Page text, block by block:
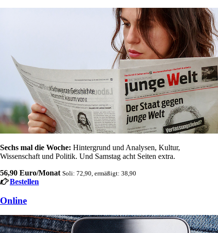
Sechs mal die Woche: Hintergrund und Analysen, Kultur,
Wissenschaft und Politik. Und Samstag acht Seiten extra.
56,90 Euro/Monat Soli: 72,90, ermäßigt: 38,90
Bestellen
Online